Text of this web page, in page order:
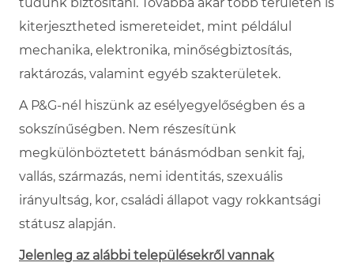
kiterjesztheted ismereteidet, mint példálul
mechanika, elektronika, minőségbiztosítás,
raktározás, valamint egyéb szakterületek.
A P&G-nél hiszünk az esélyegyelőségben és a
sokszínűségben. Nem részesítünk
megkülönböztetett bánásmódban senkit faj,
vallás, származás, nemi identitás, szexuális
irányultság, kor, családi állapot vagy rokkantsági
státusz alapján.
Jelenleg az alábbi településekről vannak